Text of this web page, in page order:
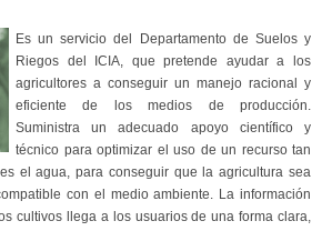
Es un servicio del Departamento de Suelos y
Riegos del ICIA, que pretende ayudar a los
agricultores a conseguir un manejo racional y
eficiente de los medios de producción.
Suministra un adecuado apoyo científico y
técnico para optimizar el uso de un recurso tan
el agua, para conseguir que la agricultura sea
con el medio ambiente. La información
cultivos llega a los usuarios de una forma clara,